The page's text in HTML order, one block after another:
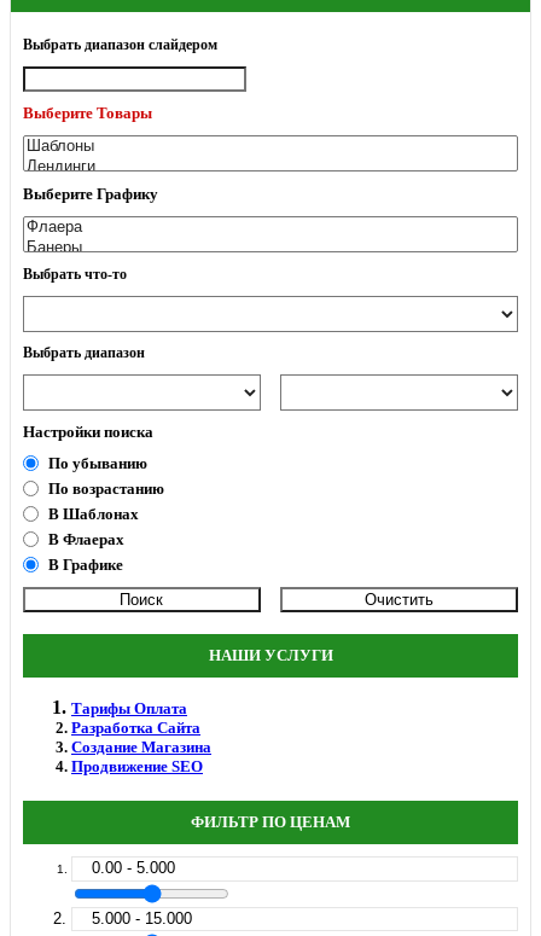
Выбрать диапазон слайдером
Выберите Товары
Выберите Графику
Выбрать что-то
Выбрать диапазон
Настройки поиска
По убыванию
По возрастанию
В Шаблонах
В Флаерах
В Графике
НАШИ УСЛУГИ
Тарифы Оплата
Разработка Сайта
Создание Магазина
Продвижение SEO
ФИЛЬТР ПО ЦЕНАМ
0.00 - 5.000
5.000 - 15.000